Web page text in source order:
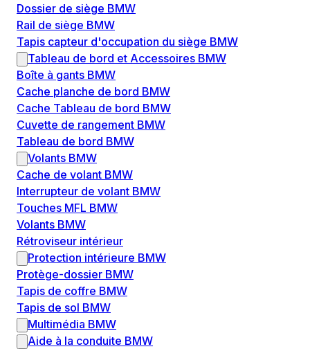
Dossier de siège BMW
Rail de siège BMW
Tapis capteur d'occupation du siège BMW
Tableau de bord et Accessoires BMW
Boîte à gants BMW
Cache planche de bord BMW
Cache Tableau de bord BMW
Cuvette de rangement BMW
Tableau de bord BMW
Volants BMW
Cache de volant BMW
Interrupteur de volant BMW
Touches MFL BMW
Volants BMW
Rétroviseur intérieur
Protection intérieure BMW
Protège-dossier BMW
Tapis de coffre BMW
Tapis de sol BMW
Multimédia BMW
Aide à la conduite BMW